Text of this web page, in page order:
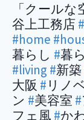
「クールな
谷上工務店
#home
暮らし #暮
#living #新築
大阪 # リノ
ン #美容室 #
フェ風 #か